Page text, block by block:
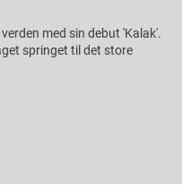
med sin debut 'Kalak'.
springet til det store